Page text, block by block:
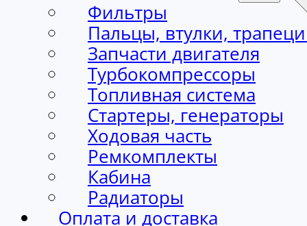
Фильтры
Пальцы, втулки,
Запчасти двигателя
Турбокомпрессоры
Топливная система
Стартеры, генераторы
Ходовая часть
Ремкомплекты
Кабина
Радиаторы
Оплата и доставка